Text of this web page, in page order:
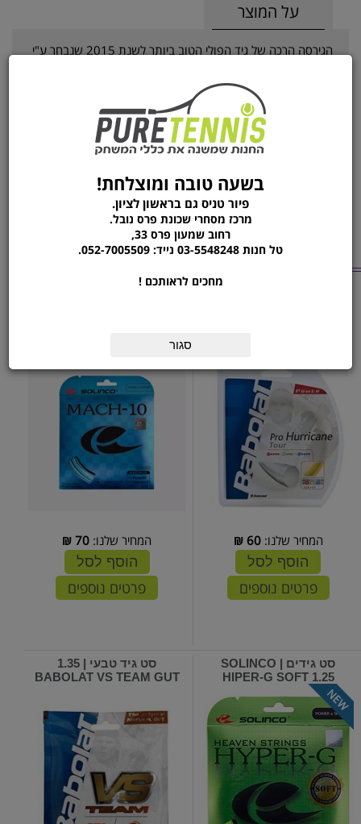
על המוצר
הגירסה הרכה של גיד הפולי הטוב ביותר לשנת 2015 שנבחר ע"י
בסולינקו הבינו ששם המשחק בטניס המודרני הוא עוצמה וספין
ופיתחו את ה-TOUR BITE במיוחד לשם כך.מעבר לעוצמה וספין
זהו הגיד המוביל גם בקטגורית העמידות.
ה- TOUR BITE הינו הבחירה של אנה איבנוביץ,גסטין
בראון,דונאלד יאנג ועוד רבים וטובים.
הנפוץ ביותר במכללות ובתחרויות ה-CHALLENGER.
בהפצה בלעדית שלנו.עכשיו גם במחירי השקה.
מוצרים נוספים
מהקטגוריה
המחיר שלנו:60
₪
הוסף לסל
פרטים נוספים
המחיר שלנו: 70
₪
הוסף לסל
פרטים נוספים
סט גידים | SOLINCO
HIPER-G SOFT 1.25
סט גיד טבעי | 1.35
BABOLAT VS TEAM GUT
בשעה טובה ומוצלחת!
פיור טניס גם בראשון לציון.
מרכז מסחרי שכונת פרס נובל.
רחוב שמעון פרס 33,
טל חנות 03-5548248 נייד: 052-7005509.
מחכים לראותכם !
סגור